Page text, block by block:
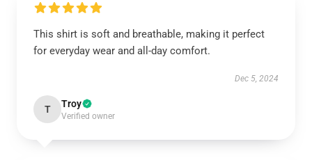
This shirt is soft and breathable, making it perfect
for everyday wear and all-day comfort.
Dec 5, 2024
T Troy
Verified owner